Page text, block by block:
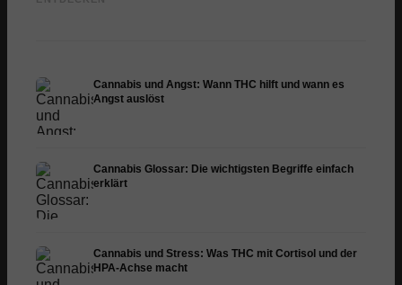
Stand der Forschung
Cannabis und Angst: Wann THC hilft und wann es
Angst auslöst
Cannabis Glossar: Die wichtigsten Begriffe einfach
erklärt
Cannabis und Stress: Was THC mit Cortisol und der
HPA-Achse macht